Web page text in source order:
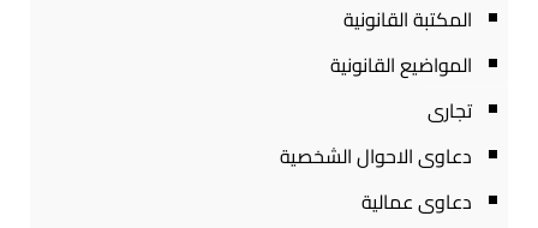
المكتبة القانونية
المواضيع القانونية
تجارى
دعاوى الاحوال الشخصية
دعاوى عمالية